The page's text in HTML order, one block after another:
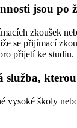
jsou po
zkoušek
se přijímací
přijetí ke studiu.
služba,
vysoké školy